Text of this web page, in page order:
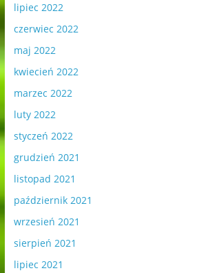
lipiec 2022
czerwiec 2022
maj 2022
kwiecień 2022
marzec 2022
luty 2022
styczeń 2022
grudzień 2021
listopad 2021
październik 2021
wrzesień 2021
sierpień 2021
lipiec 2021